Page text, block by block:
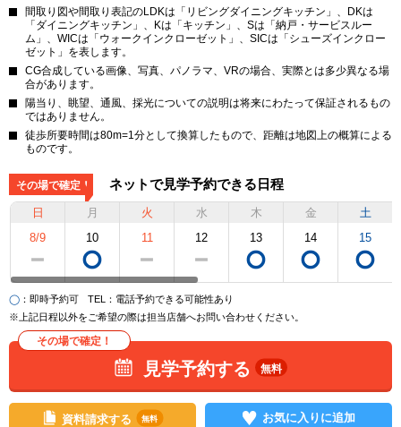
間取り図や間取り表記のLDKは「リビングダイニングキッチン」、DKは
「ダイニングキッチン」、Kは「キッチン」、Sは「納戸・サービスルー
ム」、WICは「ウォークインクローゼット」、SICは「シューズインクロー
ゼット」を表します。
CG合成している画像、写真、パノラマ、VRの場合、実際とは多少異なる場
合があります。
陽当り、眺望、通風、採光についての説明は将来にわたって保証されるもの
ではありません。
徒歩所要時間は80m=1分として換算したもので、距離は地図上の概算による
ものです。
その場で確定！ ネットで見学予約できる日程
日
8/9
月
10
火
11
水
12
木
13
金
14
土
15
◯ ：即時予約可 TEL
：電話予約できる可能性あり
※上記日程以外をご希望の際は担当店舗へお問い合わせください。
その場で確定！
見学予約する 無料
資料請求する 無料 お気に入りに追加